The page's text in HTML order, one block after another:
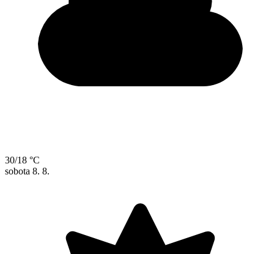
30/18 °C
sobota 8. 8.